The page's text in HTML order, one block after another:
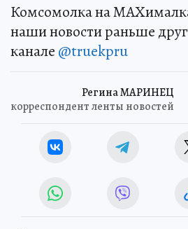
Комсомолка на
наши новости раньше
канале @truekpru
Регина МАРИНЕЦ
корреспондент ленты новостей